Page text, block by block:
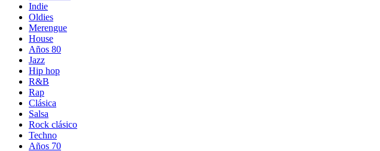
Indie
Oldies
Merengue
House
Años 80
Jazz
Hip hop
R&B
Rap
Clásica
Salsa
Rock clásico
Techno
Años 70